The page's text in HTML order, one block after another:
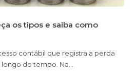
os tipos e saiba como
contábil que registra a perda
do tempo. Na…